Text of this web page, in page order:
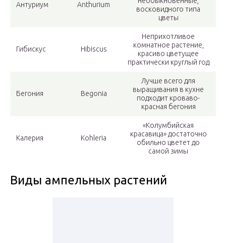
Антуриум Anthurium
восковидного типа
цветы
Гибискус Hibiscus
Неприхотливое
комнатное растение,
красиво цветущее
практически круглый год
Бегония Begonia
Лучше всего для
выращивания в кухне
подходит кроваво-
красная бегония
Калерия Kohleria
«Колумбийская
красавица» достаточно
обильно цветет до
самой зимы
Виды ампельных растений